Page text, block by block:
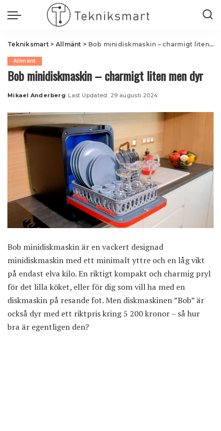
Tekniksmart> Allmänt > Bob minidiskmaskin – charmigt liten men dyr
Allmänt
Bob minidiskmaskin – charmigt liten men dyr
Posted
Mikael Anderberg Last Updated: 29 augusti 2024
Bob minidiskmaskin är en vackert designad
minidiskmaskin med ett minimalt yttre och en låg vikt
på endast elva kilo. En riktigt kompakt och charmig pryl
för det lilla köket, eller för dig som vill ha med en
diskmaskin på resande fot. Men diskmaskinen ”Bob” är
också dyr med ett riktpris kring 5 200 kronor – så hur
bra är egentligen den?